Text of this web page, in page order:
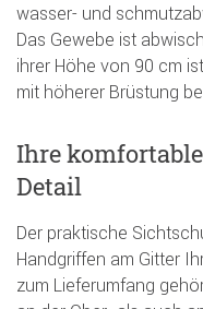
wasser- und
Das Gewebe ist
ihrer Höhe von 90 cm
mit höherer Brüstung
Ihre
Detail
Der praktische
Handgriffen am Gitter
zum Lieferumfang